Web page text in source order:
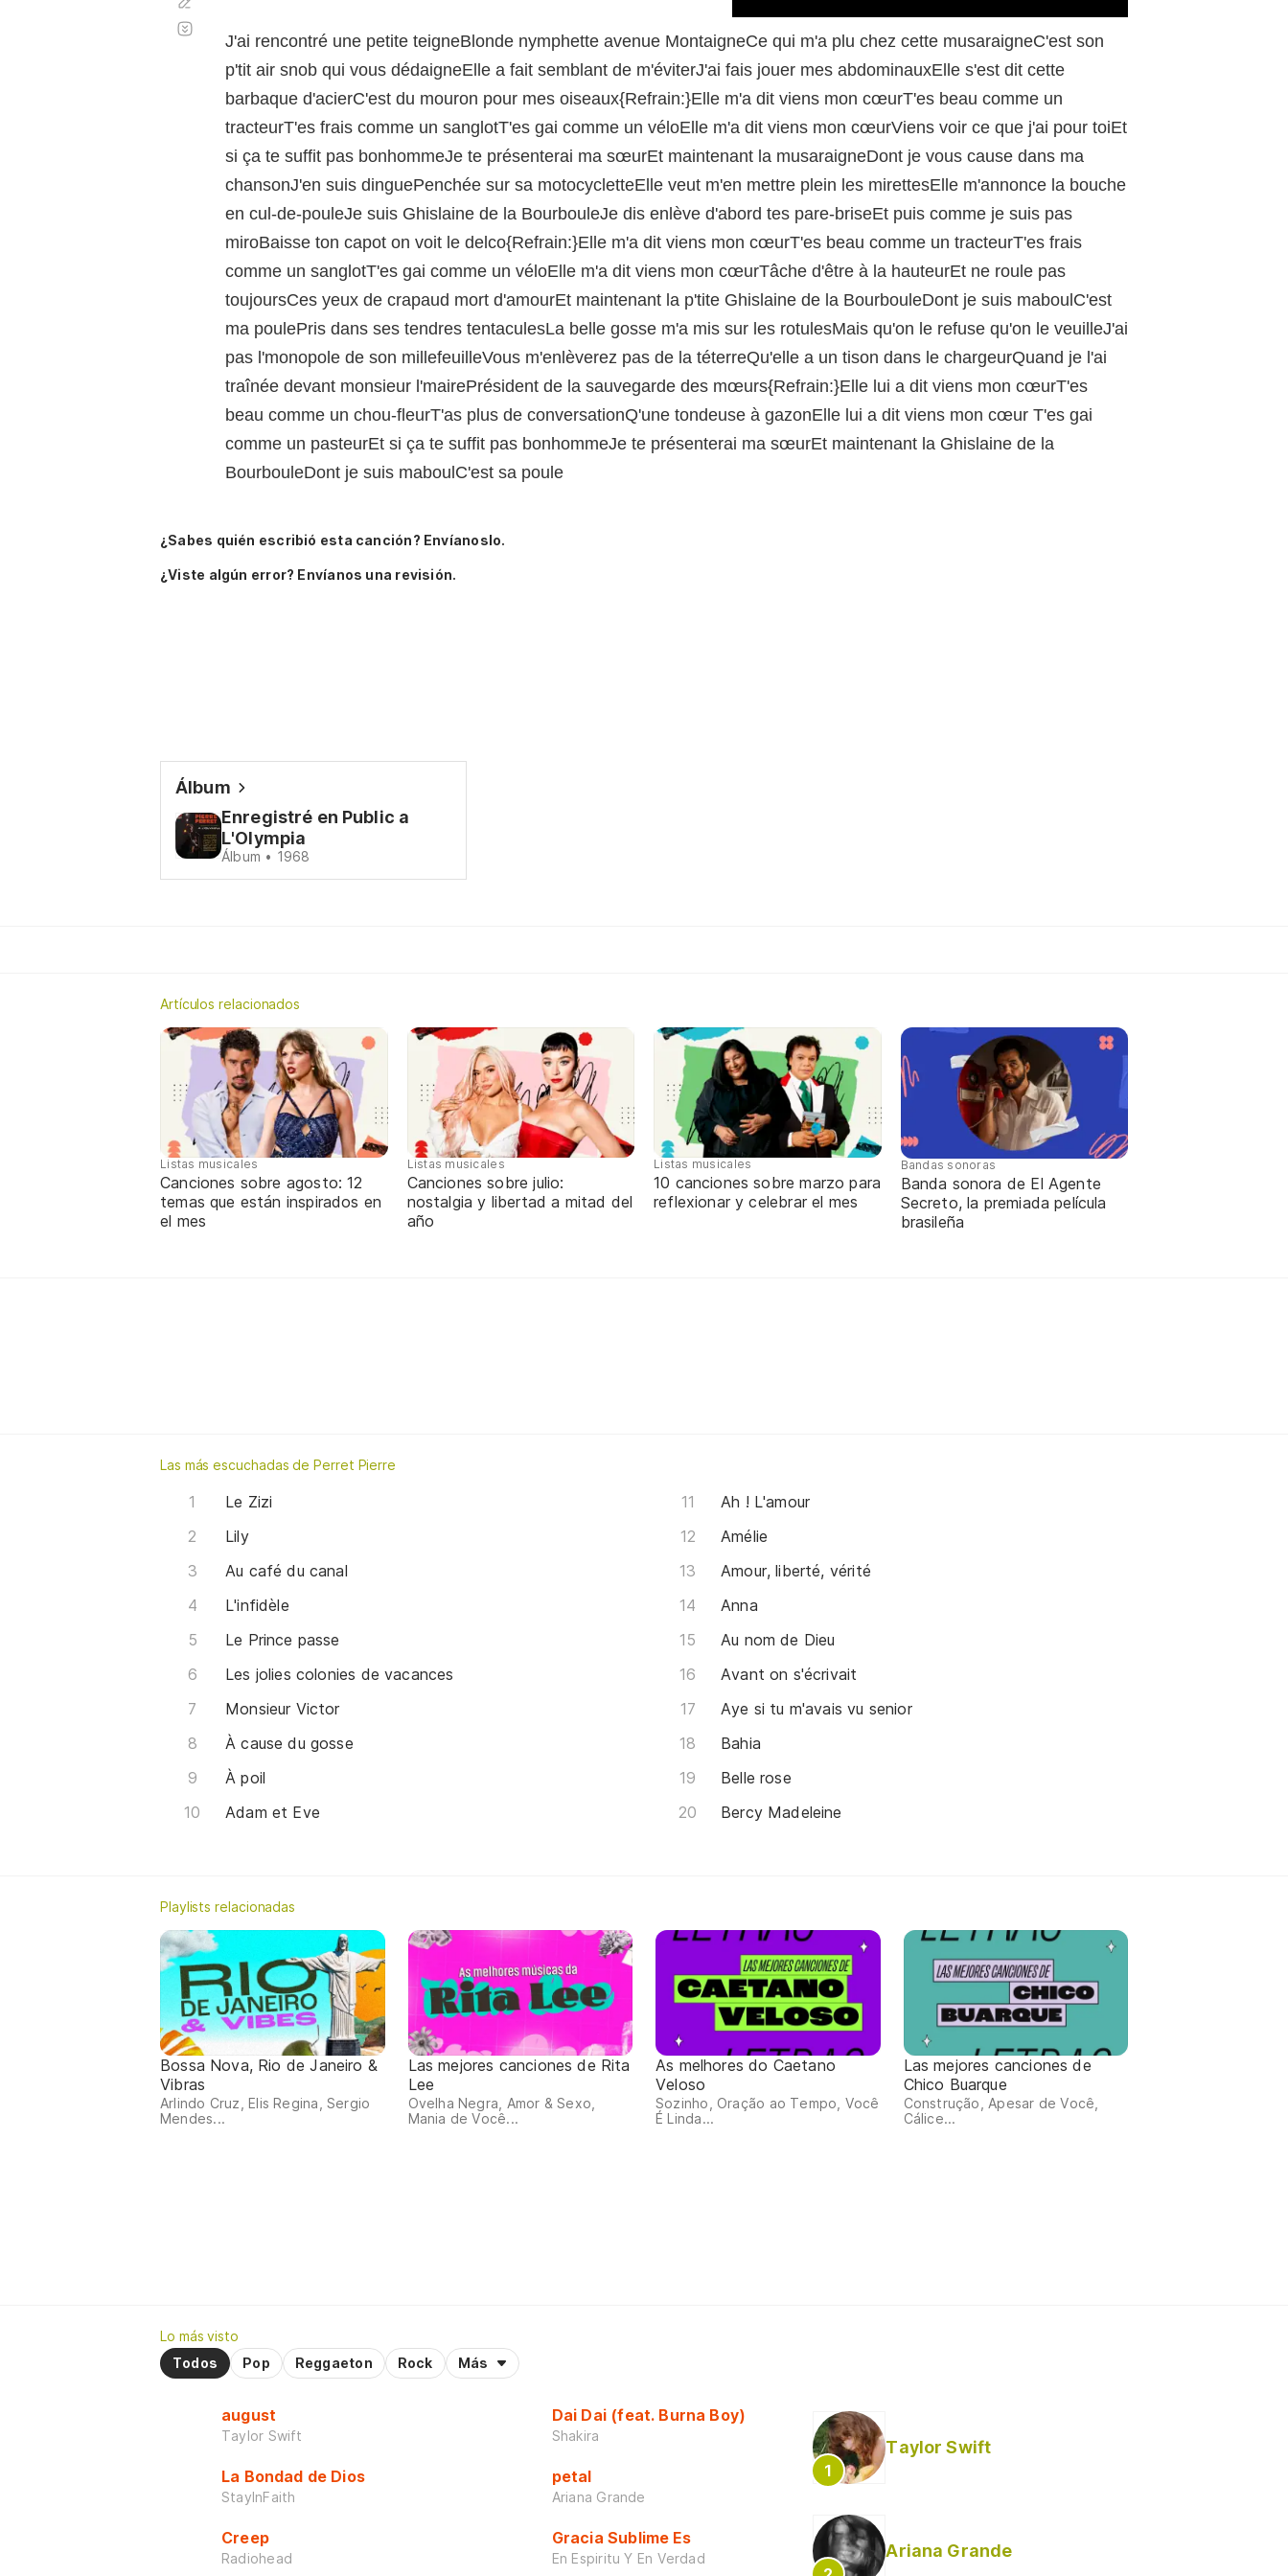
J'ai rencontré une petite teigneBlonde nymphette avenue MontaigneCe qui m'a plu chez cette musaraigneC'est son
p'tit air snob qui vous dédaigneElle a fait semblant de m'éviterJ'ai fais jouer mes abdominauxElle s'est dit cette
barbaque d'acierC'est du mouron pour mes oiseaux{Refrain:}Elle m'a dit viens mon cœurT'es beau comme un
tracteurT'es frais comme un sanglotT'es gai comme un véloElle m'a dit viens mon cœurViens voir ce que j'ai pour toiEt
si ça te suffit pas bonhommeJe te présenterai ma sœurEt maintenant la musaraigneDont je vous cause dans ma
chansonJ'en suis dinguePenchée sur sa motocycletteElle veut m'en mettre plein les mirettesElle m'annonce la bouche
en cul-de-pouleJe suis Ghislaine de la BourbouleJe dis enlève d'abord tes pare-briseEt puis comme je suis pas
miroBaisse ton capot on voit le delco{Refrain:}Elle m'a dit viens mon cœurT'es beau comme un tracteurT'es frais
comme un sanglotT'es gai comme un véloElle m'a dit viens mon cœurTâche d'être à la hauteurEt ne roule pas
toujoursCes yeux de crapaud mort d'amourEt maintenant la p'tite Ghislaine de la BourbouleDont je suis maboulC'est
ma poulePris dans ses tendres tentaculesLa belle gosse m'a mis sur les rotulesMais qu'on le refuse qu'on le veuilleJ'ai
pas l'monopole de son millefeuilleVous m'enlèverez pas de la téterreQu'elle a un tison dans le chargeurQuand je l'ai
traînée devant monsieur l'mairePrésident de la sauvegarde des mœurs{Refrain:}Elle lui a dit viens mon cœurT'es
beau comme un chou-fleurT'as plus de conversationQ'une tondeuse à gazonElle lui a dit viens mon cœur T'es gai
comme un pasteurEt si ça te suffit pas bonhommeJe te présenterai ma sœurEt maintenant la Ghislaine de la
BourbouleDont je suis maboulC'est sa poule
automático
¿Sabes quién escribió esta canción? Envíanoslo.
¿Viste algún error? Envíanos una revisión.
Álbum
Enregistré en Public a
L'Olympia
Álbum • 1968
Artículos relacionados
Listas musicales
Canciones sobre agosto: 12
temas que están inspirados en
el mes
Listas musicales
Canciones sobre julio:
nostalgia y libertad a mitad del
año
Listas musicales
10 canciones sobre marzo para
reflexionar y celebrar el mes
Bandas sonoras
Banda sonora de El Agente
Secreto, la premiada película
brasileña
Las más escuchadas de Perret Pierre
Le Zizi
Lily
Au café du canal
L'infidèle
Le Prince passe
Les jolies colonies de vacances
Monsieur Victor
À cause du gosse
À poil
Adam et Eve
Ah ! L'amour
Amélie
Amour, liberté, vérité
Anna
Au nom de Dieu
Avant on s'écrivait
Aye si tu m'avais vu senior
Bahia
Belle rose
Bercy Madeleine
Playlists relacionadas
Bossa Nova, Rio de Janeiro &
Vibras
Arlindo Cruz, Elis Regina, Sergio
Mendes...
Las mejores canciones de Rita
Lee
Ovelha Negra, Amor & Sexo,
Mania de Você...
As melhores do Caetano
Veloso
Sozinho, Oração ao Tempo, Você
É Linda...
Las mejores canciones de
Chico Buarque
Construção, Apesar de Você,
Cálice...
Lo más visto
Todos
Pop Reggaeton Rock Más
august
Taylor Swift
La Bondad de Dios
StayInFaith
Creep
Radiohead
Dai Dai (feat. Burna Boy)
Shakira
petal
Ariana Grande
Gracia Sublime Es
En Espiritu Y En Verdad
Taylor Swift
Ariana Grande
/